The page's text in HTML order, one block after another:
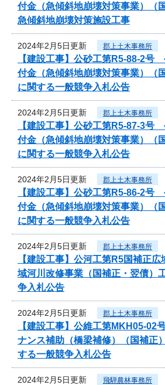
付金（急傾斜地崩壊対策事業）（
急傾斜地崩壊対策施設工事
2024年2月5日更新 郡上土木事務所
【建設工事】公砂工第R5-88-2号
付金（急傾斜地崩壊対策事業）（
に関する一般競争入札公告
2024年2月5日更新 郡上土木事務所
【建設工事】公砂工第R5-87-3号
付金（急傾斜地崩壊対策事業）（
に関する一般競争入札公告
2024年2月5日更新 郡上土木事務所
【建設工事】公砂工第R5-86-2号
付金（急傾斜地崩壊対策事業）（
に関する一般競争入札公告
2024年2月5日更新 郡上土木事務所
【建設工事】公河工第R5国補正
域河川改修事業（国補正・翌債）
争入札公告
2024年2月5日更新 郡上土木事務所
【建設工事】公維工第MKH05-
ナンス補助（橋梁補修）（国補正
する一般競争入札公告
2024年2月5日更新 飛騨農林事務所